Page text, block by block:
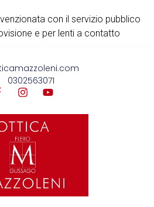
con il servizio pubblico
e per lenti a contatto
0302563071